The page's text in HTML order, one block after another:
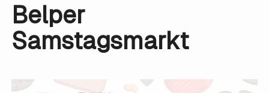
Belper
Samstagsmarkt